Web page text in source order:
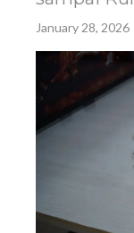
January 28, 2026